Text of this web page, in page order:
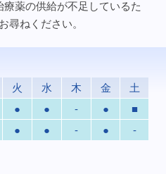
薬の供給が不足しているた
尋ねください。
火 水 木 金
土
● ● - ●
■
● ● - ●
-